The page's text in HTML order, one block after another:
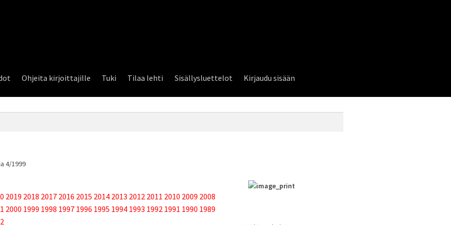
Ohjeita kirjoittajille Tuki Tilaa lehti Sisällysluettelot Kirjaudu sisään
4/1999
2019 2018 2017 2016 2015 2014 2013 2012 2011 2010 2009 2008
2000 1999 1998 1997 1996 1995 1994 1993 1992 1991 1990 1989